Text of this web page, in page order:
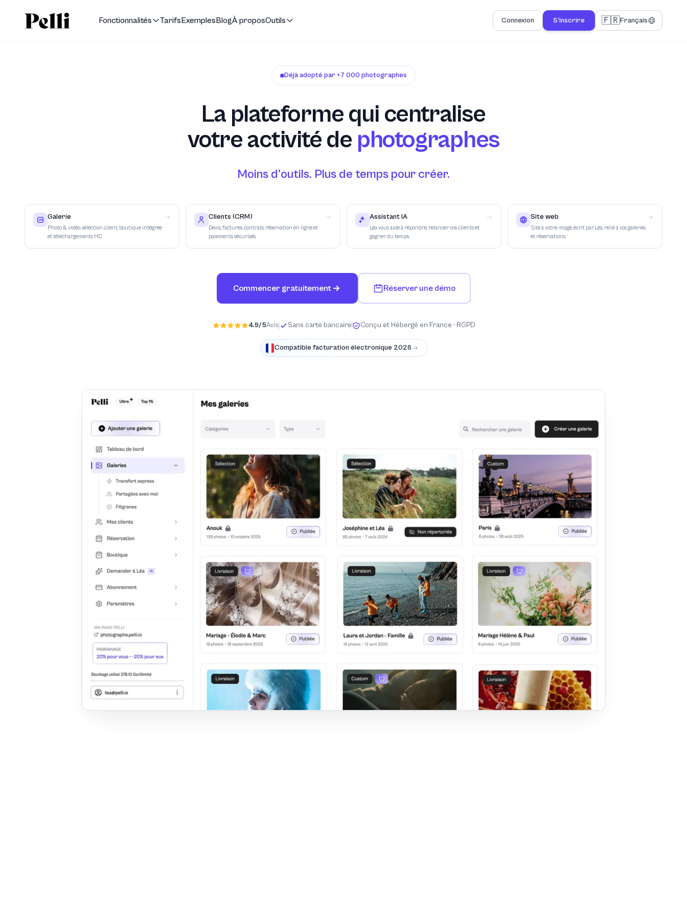
Fonctionnalités
TarifsExemplesBlogÀ proposOutils Connexion S'inscrire 🇫🇷Français
Déjà adopté par +7 000 photographes
La plateforme qui centralise
votre activité de photographes
Moins d'outils. Plus de temps pour créer.
Galerie
Photo & vidéo, sélection client, boutique intégrée
et téléchargements HD.
Clients (CRM)
Devis, factures, contrats, réservation en ligne et
paiements sécurisés.
Assistant IA
Léa vous aide à répondre, relancer vos clients et
gagner du temps.
Site web
Site à votre image, écrit par Léa, relié à vos galeries
et réservations.
Commencer gratuitement Réserver une démo
4.9/5Avis Sans carte bancaire Conçu et Hébergé en France · RGPD
Compatible facturation électronique 2026